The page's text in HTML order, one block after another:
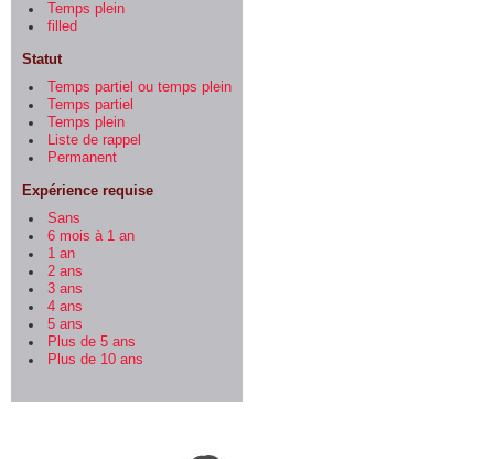
Temps plein
filled
Statut
Temps partiel ou temps plein
Temps partiel
Temps plein
Liste de rappel
Permanent
Expérience requise
Sans
6 mois à 1 an
1 an
2 ans
3 ans
4 ans
5 ans
Plus de 5 ans
Plus de 10 ans